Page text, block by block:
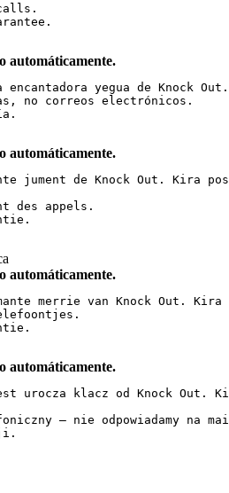
calls.
automáticamente.
encantadora yegua de Knock
no correos electrónicos.
automáticamente.
jument de Knock Out. Kira
des appels.
automáticamente.
merrie van Knock Out.
automáticamente.
urocza klacz od Knock Out.
– nie odpowiadamy na